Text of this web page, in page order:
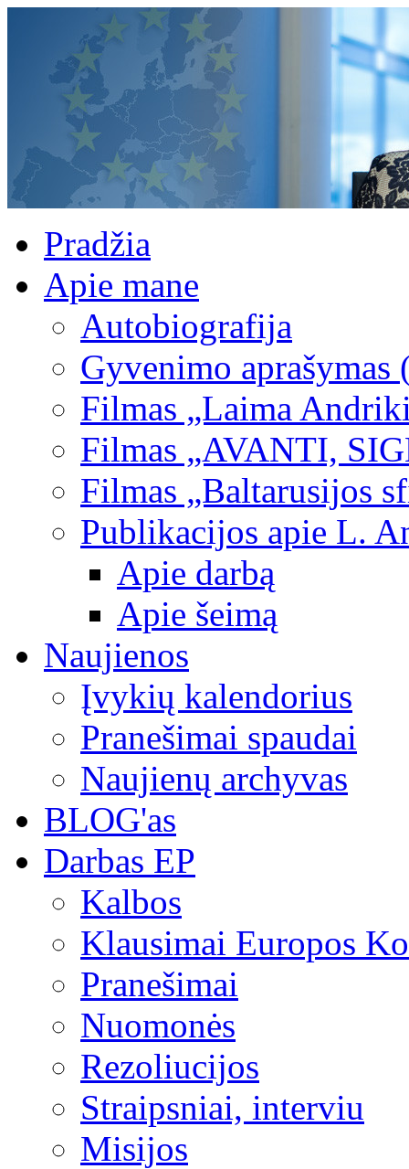
Pradžia
Apie mane
Autobiografija
Gyvenimo aprašymas
Filmas „Laima
Filmas „AVANTI,
Filmas „Baltarusijos
Publikacijos apie L.
Apie darbą
Apie šeimą
Naujienos
Įvykių kalendorius
Pranešimai spaudai
Naujienų archyvas
BLOG'as
Darbas EP
Kalbos
Klausimai Europos
Pranešimai
Nuomonės
Rezoliucijos
Straipsniai, interviu
Misijos